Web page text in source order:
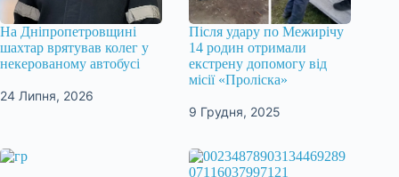
На Дніпропетровщині
шахтар врятував колег у
некерованому автобусі
24 Липня, 2026
Після удару по Межирічу
14 родин отримали
екстрену допомогу від
місії «Проліска»
9 Грудня, 2025